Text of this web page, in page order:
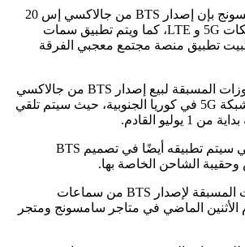
بإن إصدار BTS من
جالاكسي إس 20
5G و LTE،
كما ويتم تطبيق سمات
تطبيق منصة مجتمع معجبي الفرقة
المسبقة لبيع إصدار BTS من
جالاكسي
5G في كوريا الجنوبية، حيث سيتم تلقي
القادم.
سيتم تطبيقه أيضًا في تصميم BTS
الشاحن الخاصة بها.
المسبقة لإصدار
BTS من سماعات
الماضي في متاجر سامسونج ومتجر